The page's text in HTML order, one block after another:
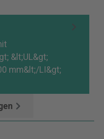
&lt;UL&gt;
mm&lt;/LI&gt;